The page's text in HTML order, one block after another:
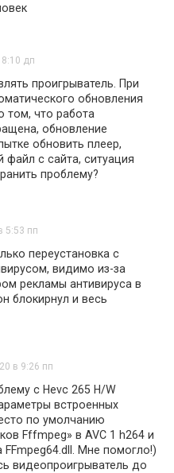
дп
проигрыватель. При
обновления
том, что работа
обновление
обновить плеер,
файл с сайта, ситуация
проблему?
5:53 пп
переустановка с
видимо из-за
рекламы антивируса в
блокирнул и весь
в 9:26 пп
с Hevc 265 H/W
встроенных
по умолчанию
Fffmpeg» в AVC 1 h264 и
FFmpeg64.dll. Мне помогло!)
видеопроигрыватель до